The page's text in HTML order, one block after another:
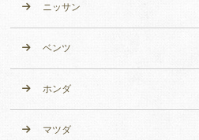
ニッサン
ベンツ
ホンダ
マツダ